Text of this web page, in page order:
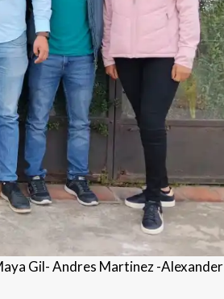
Gil- Andres Martinez -Alexander